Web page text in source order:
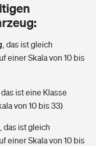
finden
das ist gleich
einer Skala von 10 bis
das ist eine Klasse
von 10 bis 33)
das ist gleich
einer Skala von 10 bis